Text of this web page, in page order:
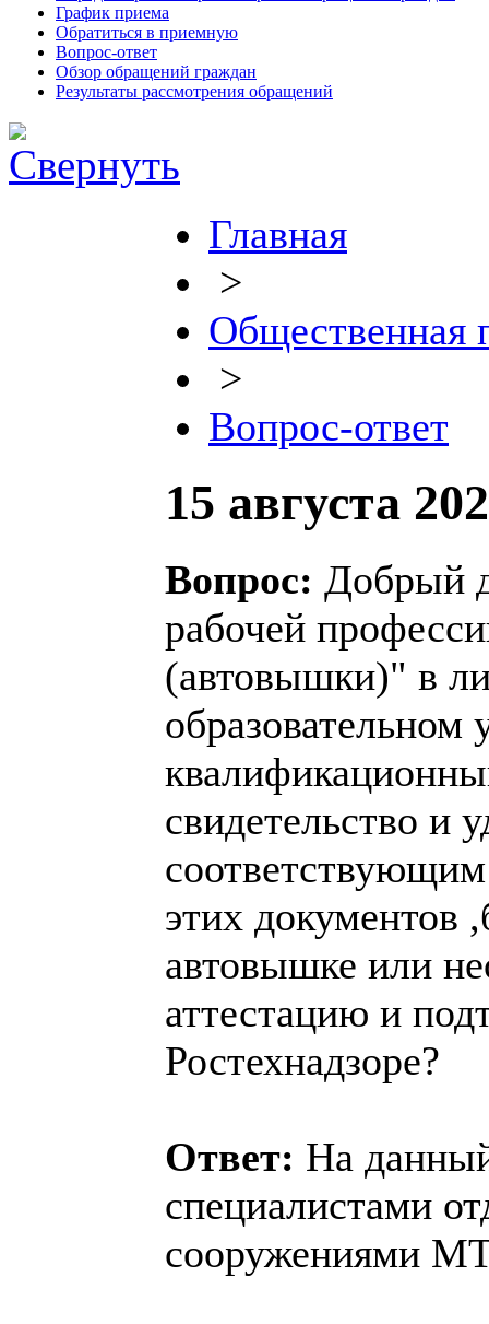
График приема
Обратиться в приемную
Вопрос-ответ
Обзор обращений граждан
Результаты рассмотрения обращений
Главная
>
Общественная
>
Вопрос-ответ
15 августа
Вопрос: Добрый
рабочей
(автовышки)" в
свидетельство и
этих документов
автовышке или
аттестацию и
Ростехнадзоре?
Ответ: На
специалистами
сооружениями